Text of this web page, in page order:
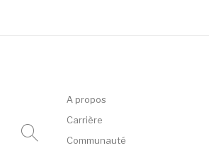
A propos
Carrière
Communauté